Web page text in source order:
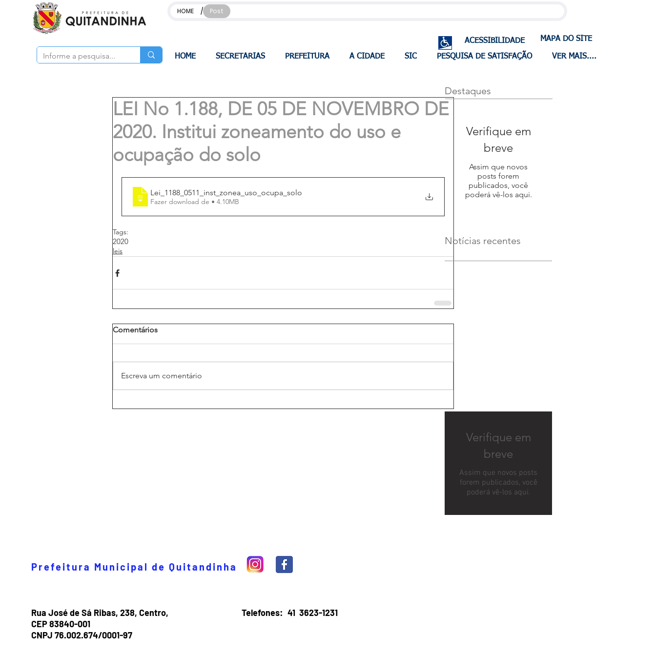
HOME / Post
ACESSIBILIDADE MAPA DO SITE
HOME SECRETARIAS PREFEITURA A CIDADE SIC PESQUISA DE SATISFAÇÃO VER MAIS....
LEI No 1.188, DE 05 DE NOVEMBRO DE
2020. Institui zoneamento do uso e
ocupação do solo
Lei_1188_0511_inst_zonea_uso_ocupa_solo
Fazer download de • 4.10MB
Tags:
2020
leis
Comentários
Escreva um comentário
Destaques
Verifique em
breve
Assim que novos
posts forem
publicados, você
poderá vê-los aqui.
Notícias recentes
Verifique em
breve
Assim que novos posts
forem publicados, você
poderá vê-los aqui.
Prefeitura Municipal de Quitandinha
Rua José de Sá Ribas, 238, Centro,
CEP 83840-001
CNPJ 76.002.674/0001-97
Telefones: 41 3623-1231